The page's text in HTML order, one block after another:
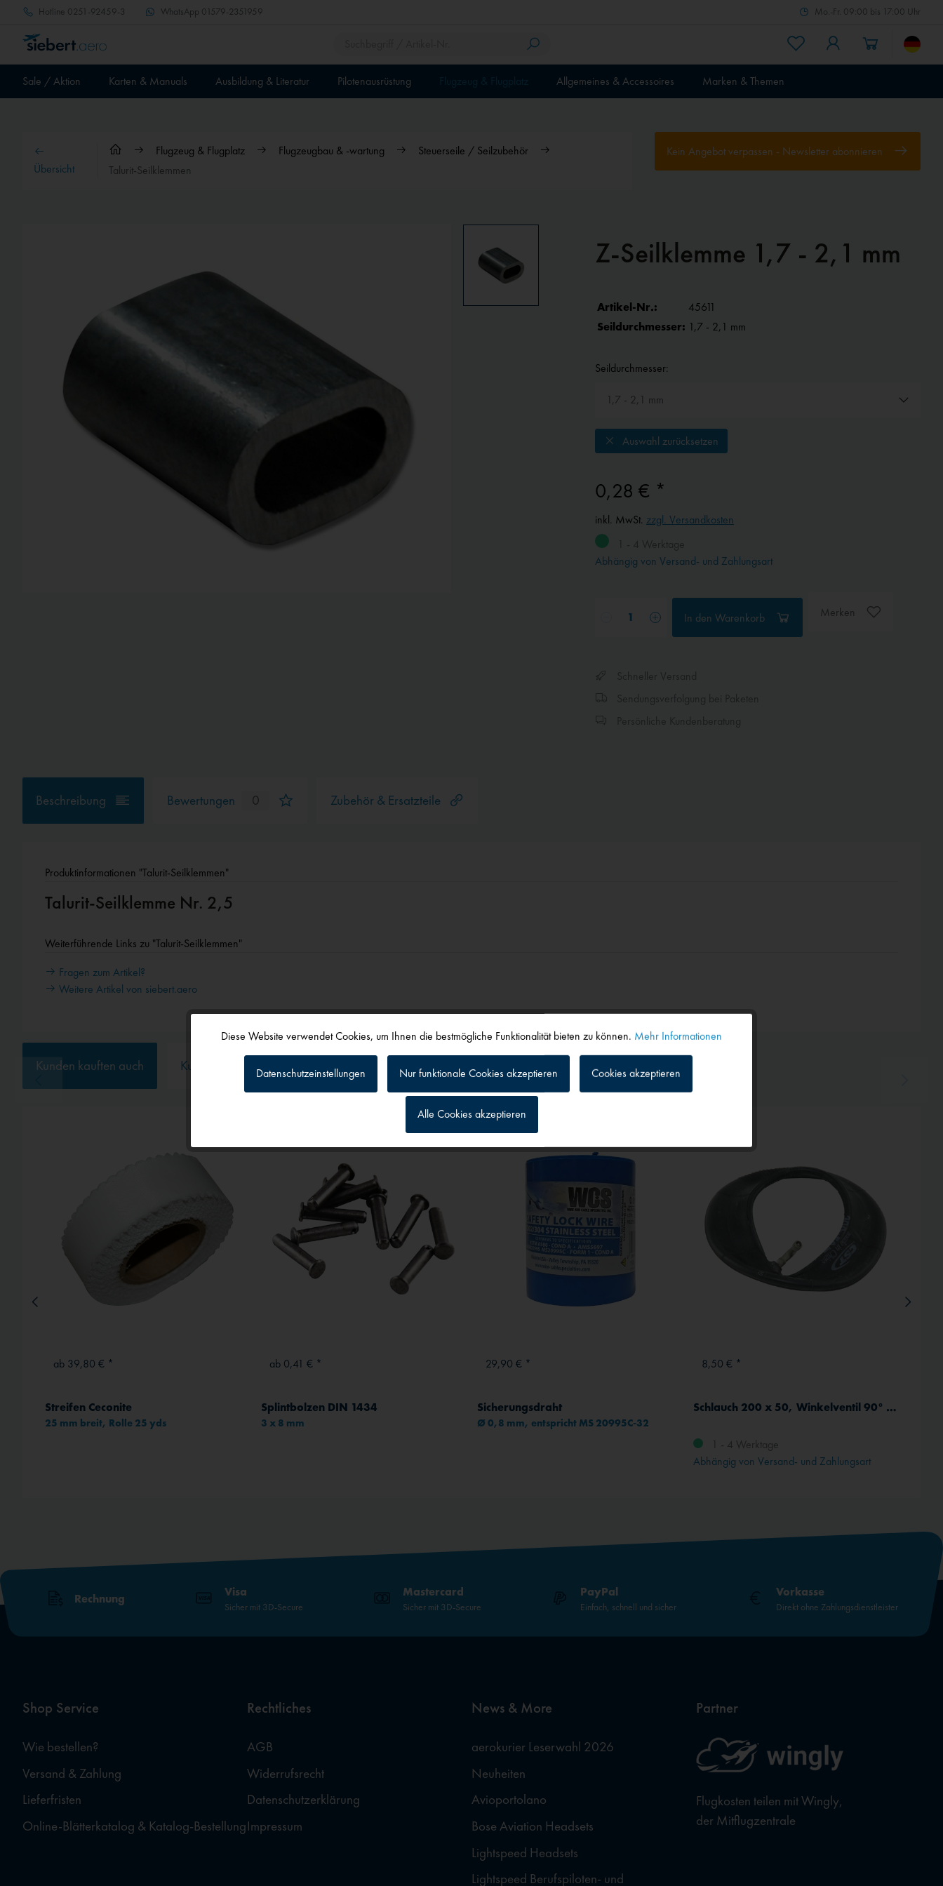
Hotline 0251-92459-3 WhatsApp 01579-2351959 Mo.-Fr. 09:00 bis 17:00 Uhr
Sale / Aktion Karten & Manuals Ausbildung & Literatur Pilotenausrüstung Allgemeines & Accessoires Marken & Themen
Übersicht
Flugzeug & Flugplatz Flugzeugbau & -wartung
Steuerseile / Seilzubehör
Talurit-Seilklemmen
Kein Angebot verpassen - Newsletter abonnieren
Z-Seilklemme 1,7 - 2,1 mm
Artikel-Nr.:
45611
Seildurchmesser: 1,7 - 2,1 mm
Seildurchmesser:
Auswahl zurücksetzen
0,28 € *
inkl. MwSt. zzgl. Versandkosten
Abhängig von Versand- und Zahlungsart
In den Warenkorb Merken
Beschreibung Bewertungen 0 Zubehör & Ersatzteile
Produktinformationen "Talurit-Seilklemmen"
Talurit-Seilklemme Nr. 2,5
Weiterführende Links zu "Talurit-Seilklemmen"
Fragen zum Artikel?
Weitere Artikel von siebert.aero
Kunden kauften auch Kunden haben sich ebenfalls angesehen
ab 39,80 € *
Streifen Ceconite
25 mm breit, Rolle 25 yds
ab 0,41 € *
Splintbolzen DIN 1434
3 x 8 mm
29,90 € *
Sicherungsdraht
Ø 0,8 mm, entspricht MS 20995C-32
8,50 € *
Schlauch 200 x 50, Winkelventil 90° 90°
1 - 4 Werktage
Abhängig von Versand- und Zahlungsart
Rechnung Visa
Sicher mit 3D-Secure
Mastercard
Sicher mit 3D-Secure
PayPal
Einfach, schnell und sicher
Vorkasse
Direkt ohne Zahlungsdienstleister
Shop Service
Wie bestellen?
Versand & Zahlung
Lieferfristen
Online-Blätterkatalog & Katalog-Bestellung
Rechtliches
AGB
Widerrufsrecht
Datenschutzerklärung
Impressum
News & More
aerokurier Leserwahl 2026
Neuheiten
Avioportolano
Bose Aviation Headsets
Lightspeed Headsets
Lightspeed Berufspiloten- und
Partner
Flugkosten teilen mit Wingly,
der Mitflugzentrale
Tracking Inaktiv
Externe Medien
Diese Website verwendet Cookies, um Ihnen die bestmögliche Funktionalität bieten zu können. Mehr Informationen
Datenschutzeinstellungen Nur funktionale Cookies akzeptieren Cookies akzeptieren
Alle Cookies akzeptieren